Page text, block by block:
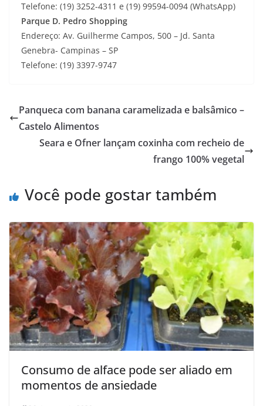
Telefone: (19) 3252-4311 e (19) 99594-0094 (WhatsApp)
Parque D. Pedro Shopping
Endereço: Av. Guilherme Campos, 500 – Jd. Santa
Genebra- Campinas – SP
Telefone: (19) 3397-9747
Panqueca com banana caramelizada e balsâmico –
Castelo Alimentos
Seara e Ofner lançam coxinha com recheio de
frango 100% vegetal
Você pode gostar também
Consumo de alface pode ser aliado em
momentos de ansiedade